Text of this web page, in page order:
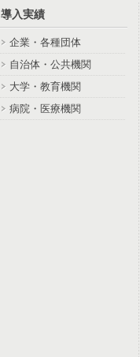
導入実績
企業・各種団体
自治体・公共機関
大学・教育機関
病院・医療機関